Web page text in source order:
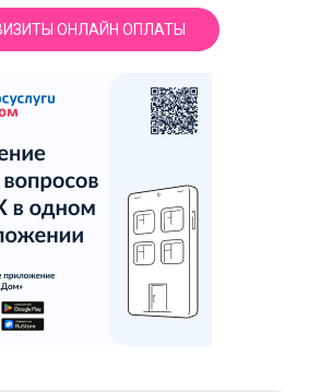
ОНЛАЙН ОПЛАТЫ